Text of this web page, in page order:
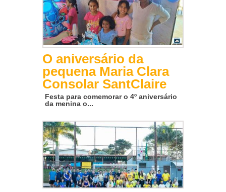
O aniversário da
pequena Maria Clara
Consolar SantClaire
Festa para comemorar o 4º aniversário
da menina o...